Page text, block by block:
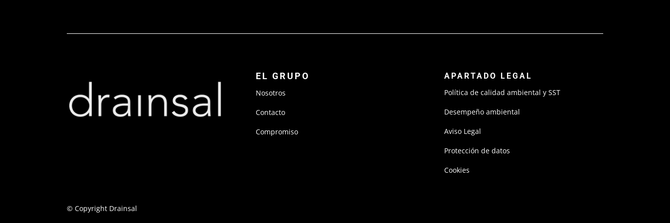
EL GRUPO
Nosotros
Contacto
Compromiso
APARTADO LEGAL
Política de calidad ambiental y SST
Desempeño ambiental
Aviso Legal
Protección de datos
Cookies
© Copyright Drainsal